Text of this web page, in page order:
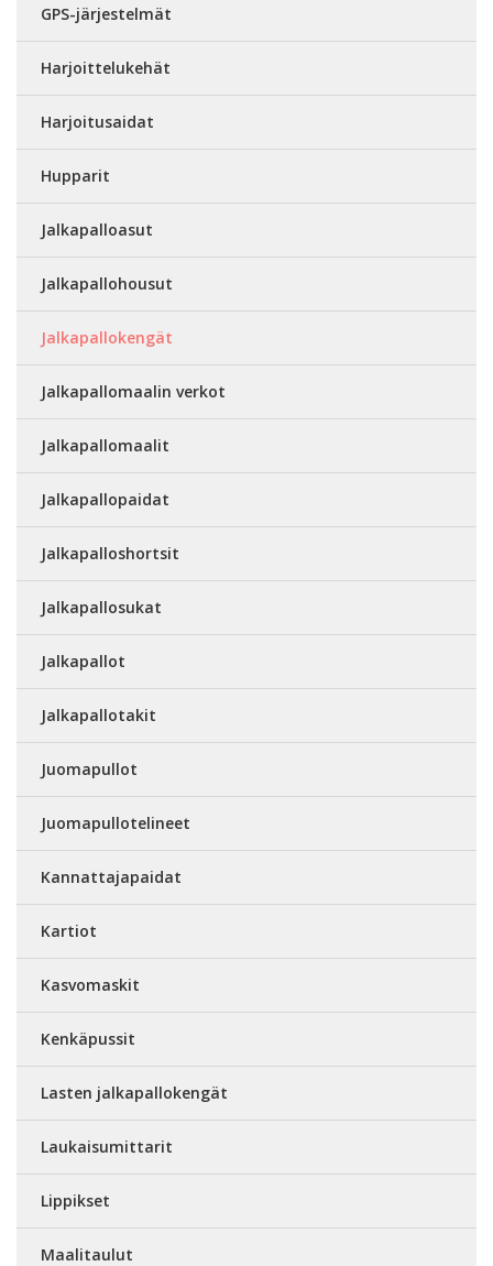
GPS-järjestelmät
Harjoittelukehät
Harjoitusaidat
Hupparit
Jalkapalloasut
Jalkapallohousut
Jalkapallokengät
Jalkapallomaalin verkot
Jalkapallomaalit
Jalkapallopaidat
Jalkapalloshortsit
Jalkapallosukat
Jalkapallot
Jalkapallotakit
Juomapullot
Juomapullotelineet
Kannattajapaidat
Kartiot
Kasvomaskit
Kenkäpussit
Lasten jalkapallokengät
Laukaisumittarit
Lippikset
Maalitaulut